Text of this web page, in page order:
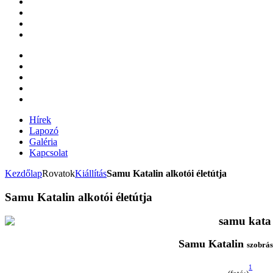
Hírek
Lapozó
Galéria
Kapcsolat
KezdőlapRovatokKiállításSamu Katalin alkotói életútja
Samu Katalin alkotói életútja
Samu Katalin
1